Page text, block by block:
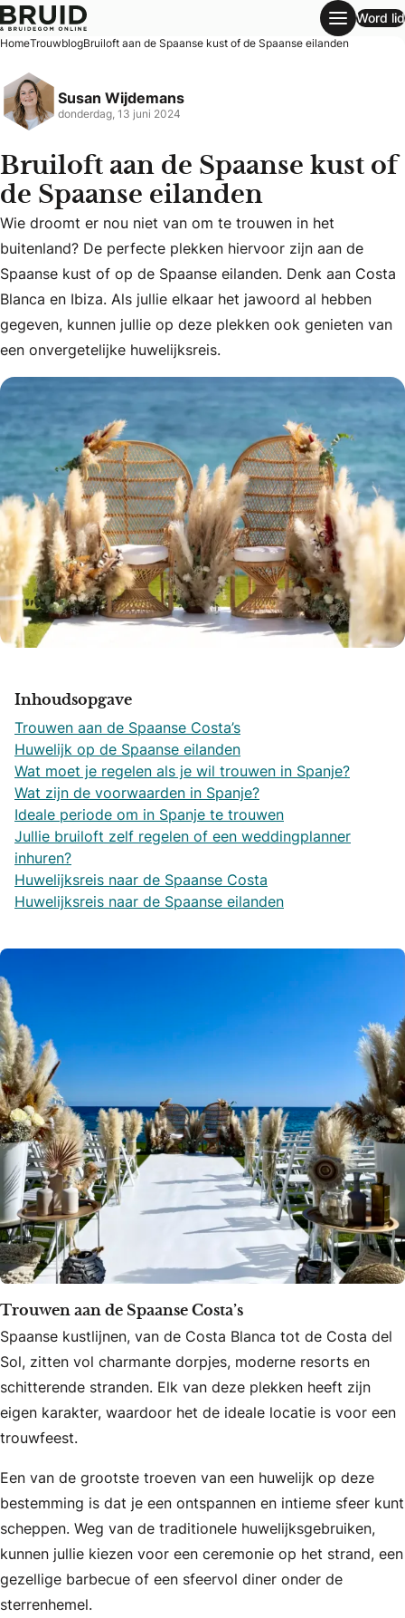
Bruiloft aan de Spaanse kust of de Spaanse eilanden
Word lid
HomeTrouwblogBruiloft aan de Spaanse kust of de Spaanse eilanden
Susan Wijdemans
donderdag, 13 juni 2024
Bruiloft aan de Spaanse kust of
de Spaanse eilanden
Wie droomt er nou niet van om te trouwen in het
Wie droomt er nou niet van om te trouwen in het
buitenland? De perfecte plekken hiervoor zijn aan de
Spaanse kust of op de Spaanse eilanden. Denk aan Costa
Blanca en Ibiza. Als jullie elkaar het jawoord al hebben
gegeven, kunnen jullie op deze plekken ook genieten van
een onvergetelijke huwelijksreis.
Inhoudsopgave
Trouwen aan de Spaanse Costa’s
Huwelijk op de Spaanse eilanden
Wat moet je regelen als je wil trouwen in Spanje?
Wat zijn de voorwaarden in Spanje?
Ideale periode om in Spanje te trouwen
Jullie bruiloft zelf regelen of een weddingplanner
inhuren?
Huwelijksreis naar de Spaanse Costa
Huwelijksreis naar de Spaanse eilanden
Trouwen aan de Spaanse Costa’s
Spaanse kustlijnen, van de Costa Blanca tot de Costa del
Sol, zitten vol charmante dorpjes, moderne resorts en
schitterende stranden. Elk van deze plekken heeft zijn
eigen karakter, waardoor het de ideale locatie is voor een
trouwfeest.
Een van de grootste troeven van een huwelijk op deze
bestemming is dat je een ontspannen en intieme sfeer kunt
scheppen. Weg van de traditionele huwelijksgebruiken,
kunnen jullie kiezen voor een ceremonie op het strand, een
gezellige barbecue of een sfeervol diner onder de
sterrenhemel.